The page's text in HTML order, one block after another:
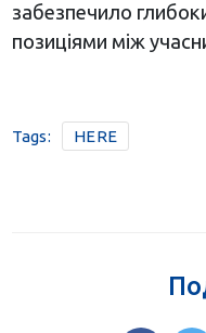
забезпечило
позиціями між
Tags: HERE